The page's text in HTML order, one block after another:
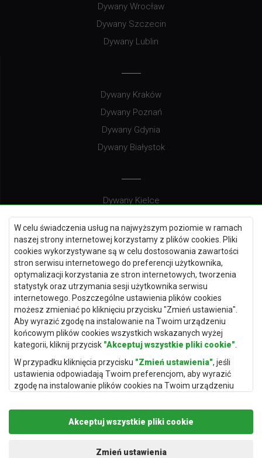
W celu świadczenia usług na najwyższym poziomie w ramach
naszej strony internetowej korzystamy z plików cookies. Pliki
cookies wykorzystywane są w celu dostosowania zawartości
stron serwisu internetowego do preferencji użytkownika,
optymalizacji korzystania ze stron internetowych, tworzenia
statystyk oraz utrzymania sesji użytkownika serwisu
internetowego. Poszczególne ustawienia plików cookies
możesz zmieniać po kliknięciu przycisku "Zmień ustawienia".
Aby wyrazić zgodę na instalowanie na Twoim urządzeniu
końcowym plików cookies wszystkich wskazanych wyżej
kategorii, kliknij przycisk "Akceptuj wszystkie pliki cookie"
W przypadku kliknięcia przycisku "Zmień ustawienia", jeśli
ustawienia odpowiadają Twoim preferencjom, aby wyrazić
zgodę na instalowanie plików cookies na Twoim urządzeniu
"Zapisz i zaakceptuj".
Podstawą przetwarzania danych osobowych, w zakresie w
administratora danych osobowych (Rugito Radosław Bartosik z
Akceptuj wszystkie pliki cookie
Zmień ustawienia
Dywany Wrocław
Dywany Szczecin
Dywany Lublin
Dywany Kraków
Dywany Poznań
Dywany Gdynia
Dywany Białystok
Dywany Kielce
Dywany Gdańsk
Dywany Toruń
Dywany Bydgoszcz
Dywany Łódź
Dywany Katowice
Dywany Rzeszów
Dywany Częstochowa
Projekt i realizacja:dimax.pl